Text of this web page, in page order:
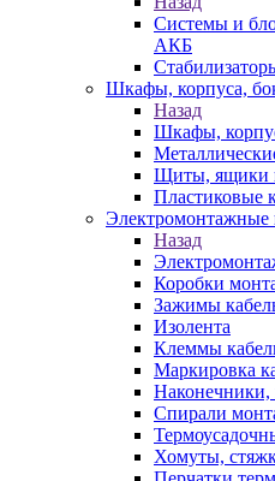
Системы и
АКБ
Шкафы, корпуса,
Назад
Шкафы,
Щиты, ящики
Пластиковые
Электромонтажные
Назад
Коробки
Зажимы
Изолента
Клеммы
Маркировка
Наконечники,
Спирали
Хомуты,